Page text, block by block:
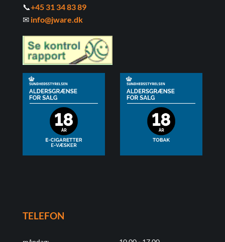
📞+45 31 34 83 89
✉ info@jware.dk
TELEFON